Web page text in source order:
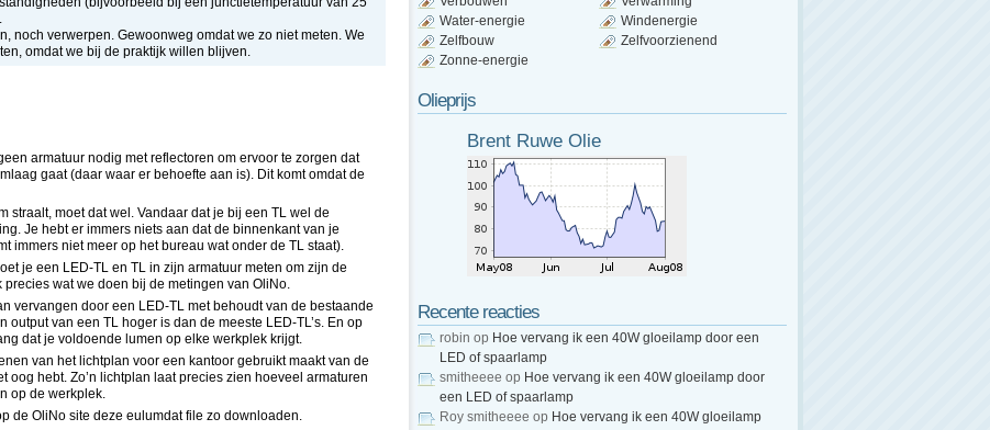
noch verwerpen. Gewoonweg omdat we zo niet meten. We
omdat we bij de praktijk willen blijven.
armatuur nodig met reflectoren om ervoor te zorgen dat
gaat (daar waar er behoefte aan is). Dit komt omdat de
straalt, moet dat wel. Vandaar dat je bij een TL wel de
Je hebt er immers niets aan dat de binnenkant van je
immers niet meer op het bureau wat onder de TL staat).
je een LED-TL en TL in zijn armatuur meten om zijn de
wat we doen bij de metingen van OliNo.
vervangen door een LED-TL met behoudt van de bestaande
output van een TL hoger is dan de meeste LED-TL’s. En op
dat je voldoende lumen op elke werkplek krijgt.
van het lichtplan voor een kantoor gebruikt maakt van de
oog hebt. Zo’n lichtplan laat precies zien hoeveel armaturen
op de werkplek.
de OliNo site deze eulumdat file zo downloaden.
Water-energie
Windenergie
Zelfbouw
Zelfvoorzienend
Zonne-energie
Olieprijs
Brent Ruwe Olie
Recente reacties
robin op Hoe vervang ik een 40W gloeilamp door een
LED of spaarlamp
smitheeee op Hoe vervang ik een 40W gloeilamp door
een LED of spaarlamp
Roy smitheeee op Hoe vervang ik een 40W gloeilamp